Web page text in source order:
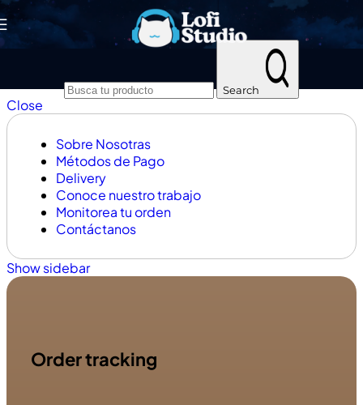
Skip to navigation Skip to main content
Search
Close
Sobre Nosotras
Métodos de Pago
Delivery
Conoce nuestro trabajo
Monitorea tu orden
Contáctanos
Show sidebar
Order tracking